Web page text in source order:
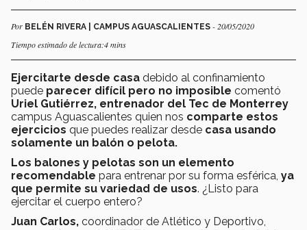
Por BELÉN RIVERA | CAMPUS AGUASCALIENTES - 20/05/2020
Tiempo estimado de lectura:4 mins
Ejercitarte desde casa debido al confinamiento
puede parecer difícil pero no imposible comentó
Uriel Gutiérrez, entrenador del Tec de Monterrey
campus Aguascalientes quien nos comparte estos
ejercicios que puedes realizar desde casa usando
solamente un balón o pelota.
Los balones y pelotas son un elemento
recomendable para entrenar por su forma esférica, ya
que permite su variedad de usos. ¿Listo para
ejercitar el cuerpo entero?
Juan Carlos, coordinador de Atlético y Deportivo,